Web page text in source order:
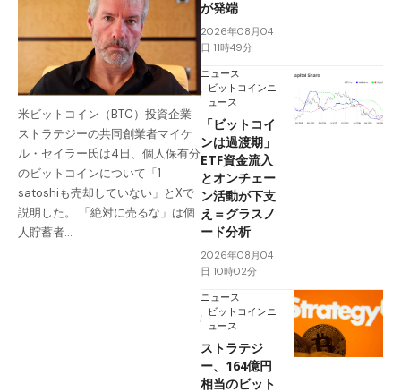
米ビットコイン（BTC）投資企業
ストラテジーの共同創業者マイケ
ル・セイラー氏は4日、個人保有分
のビットコインについて「1
satoshiも売却していない」とXで
説明した。 「絶対に売るな」は個
人貯蓄者…
が発端
2026年08月04
日 11時49分
ニュース
ビットコインニ
ュース
「ビットコイ
ンは過渡期」
ETF資金流入
とオンチェー
ン活動が下支
え＝グラスノ
ード分析
2026年08月04
日 10時02分
ニュース
ビットコインニ
ュース
ストラテジ
ー、164億円
相当のビット